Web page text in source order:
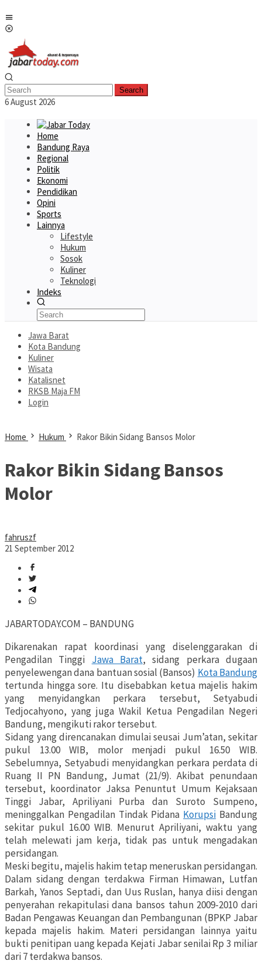
to
content
Search
6 August 2026
Home
Bandung Raya
Regional
Politik
Ekonomi
Pendidikan
Opini
Sports
Lainnya
Lifestyle
Hukum
Sosok
Kuliner
Teknologi
Indeks
Jawa Barat
Kota Bandung
Kuliner
Wisata
Katalisnet
RKSB Maja FM
Login
Home Hukum Rakor Bikin Sidang Bansos Molor
Rakor Bikin Sidang Bansos
Molor
fahruszf
21 September 2012
JABARTODAY.COM – BANDUNG
Dikarenakan rapat koordinasi yang diselenggarakan di
Pengadilan Tinggi Jawa Barat, sidang perkara dugaan
penyelewengan dana bantuan sosial (Bansos) Kota Bandung
tertunda hingga sore. Itu disebabkan ketua majelis hakim
yang menyidangkan perkara tersebut, Setyabudi
Tedjocahyono, yang juga Wakil Ketua Pengadilan Negeri
Bandung, mengikuti rakor tersebut.
Sidang yang direncanakan dimulai seusai Jum’atan, sekitar
pukul 13.00 WIB, molor menjadi pukul 16.50 WIB.
Sebelumnya, Setyabudi menyidangkan perkara perdata di
Ruang II PN Bandung, Jumat (21/9). Akibat penundaan
tersebut, koordinator Jaksa Penuntut Umum Kejaksaan
Tinggi Jabar, Apriliyani Purba dan Suroto Sumpeno,
meninggalkan Pengadilan Tindak Pidana Korupsi Bandung
sekitar pukul 16.00 WIB. Menurut Apriliyani, waktu yang
telah melewati jam kerja, tidak pas untuk mengadakan
persidangan.
Meski begitu, majelis hakim tetap meneruskan persidangan.
Dalam sidang dengan terdakwa Firman Himawan, Lutfan
Barkah, Yanos Septadi, dan Uus Ruslan, hanya diisi dengan
penyerahan rekapitulasi dana bansos tahun 2009-2010 dari
Badan Pengawas Keuangan dan Pembangunan (BPKP Jabar
kepada majelis hakim. Materi persidangan lainnya yaitu
bukti penitipan uang kepada Kejati Jabar senilai Rp 3 miliar
dari 7 terdakwa bansos.